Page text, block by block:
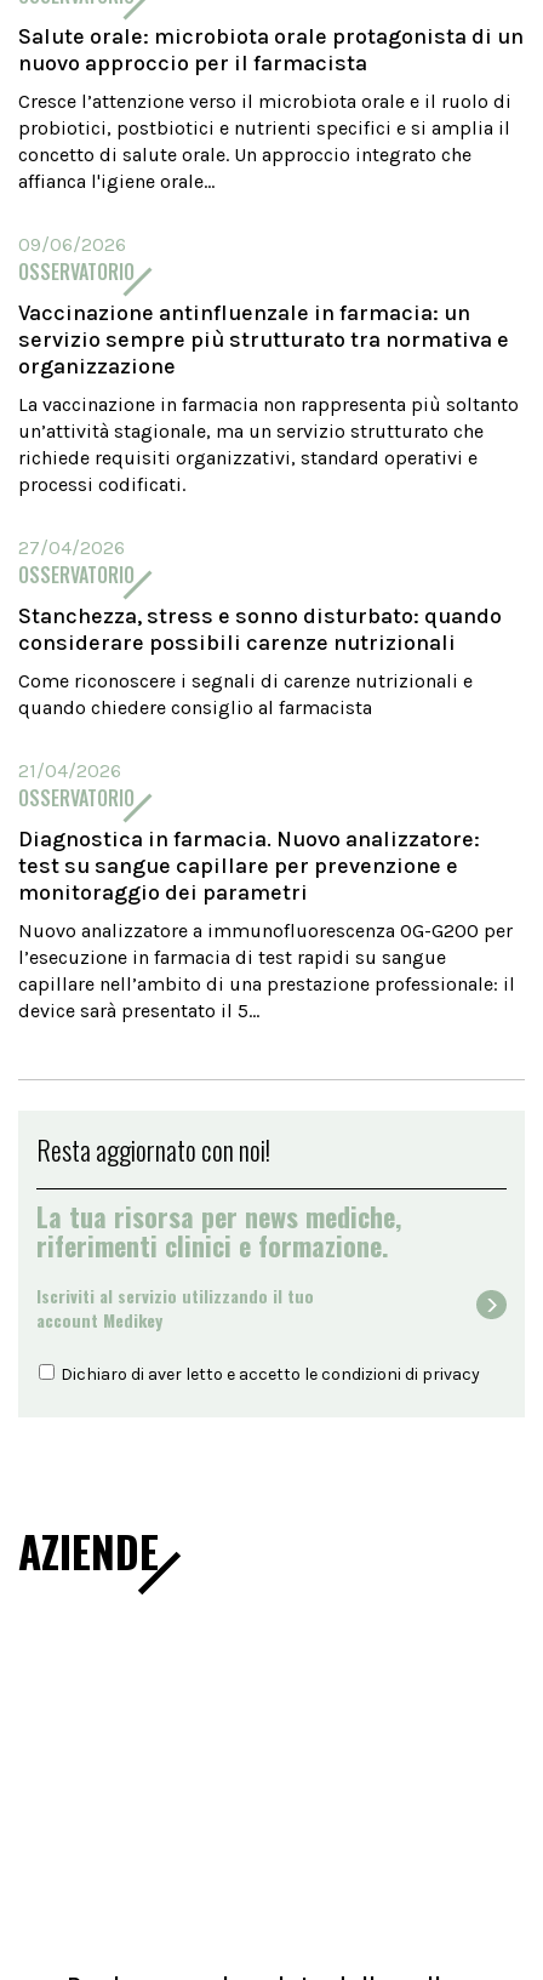
Salute orale: microbiota orale protagonista di un
nuovo approccio per il farmacista
Cresce l’attenzione verso il microbiota orale e il ruolo di
probiotici, postbiotici e nutrienti specifici e si amplia il
concetto di salute orale. Un approccio integrato che
affianca l'igiene orale...
09/06/2026
OSSERVATORIO
Vaccinazione antinfluenzale in farmacia: un
servizio sempre più strutturato tra normativa e
organizzazione
La vaccinazione in farmacia non rappresenta più soltanto
un’attività stagionale, ma un servizio strutturato che
richiede requisiti organizzativi, standard operativi e
processi codificati.
27/04/2026
OSSERVATORIO
Stanchezza, stress e sonno disturbato: quando
considerare possibili carenze nutrizionali
Come riconoscere i segnali di carenze nutrizionali e
quando chiedere consiglio al farmacista
21/04/2026
OSSERVATORIO
Diagnostica in farmacia. Nuovo analizzatore:
test su sangue capillare per prevenzione e
monitoraggio dei parametri
Nuovo analizzatore a immunofluorescenza OG-G200 per
l’esecuzione in farmacia di test rapidi su sangue
capillare nell’ambito di una prestazione professionale: il
device sarà presentato il 5...
Resta aggiornato con noi!
La tua risorsa per news mediche,
riferimenti clinici e formazione.
Iscriviti al servizio utilizzando il tuo
account Medikey
Dichiaro di aver letto e accetto le condizioni di privacy
AZIENDE